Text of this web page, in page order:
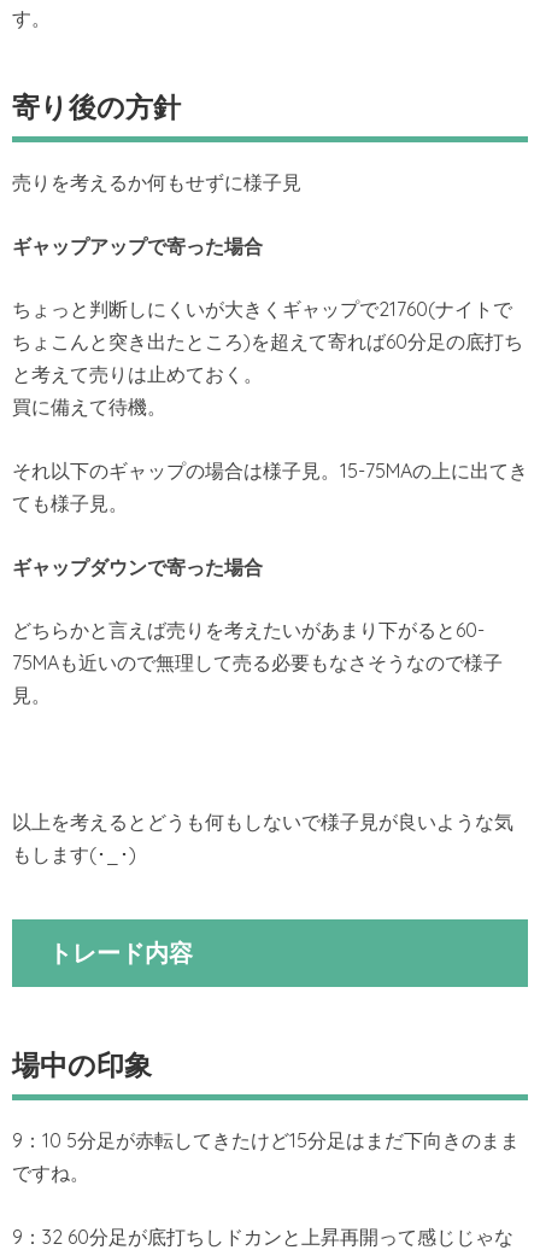
す。
寄り後の方針
売りを考えるか何もせずに様子見
ギャップアップで寄った場合
ちょっと判断しにくいが大きくギャップで21760(ナイトで
ちょこんと突き出たところ)を超えて寄れば60分足の底打ち
と考えて売りは止めておく。
買に備えて待機。
それ以下のギャップの場合は様子見。15-75MAの上に出てき
ても様子見。
ギャップダウンで寄った場合
どちらかと言えば売りを考えたいがあまり下がると60-
75MAも近いので無理して売る必要もなさそうなので様子
見。
以上を考えるとどうも何もしないで様子見が良いような気
もします(･_･)
トレード内容
場中の印象
9：10 5分足が赤転してきたけど15分足はまだ下向きのまま
ですね。
9：32 60分足が底打ちしドカンと上昇再開って感じじゃな